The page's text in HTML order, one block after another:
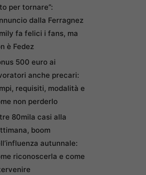
per tornare”:
dalla Ferragnez
fa felici i fans, ma
è Fedez
500 euro ai
anche precari:
requisiti, modalità e
non perderlo
80mila casi alla
boom
autunnale:
riconoscerla e come